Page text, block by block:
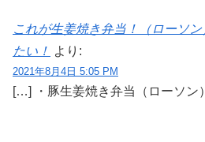
これが生姜焼き弁当！（ローソ
たい！ より:
2021年8月4日 5:05 PM
[…] ・豚生姜焼き弁当（ローソン